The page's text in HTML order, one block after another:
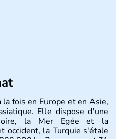
fois en Europe et en Asie,
Elle dispose d'une
la Mer Egée et la
occident, la Turquie s'étale